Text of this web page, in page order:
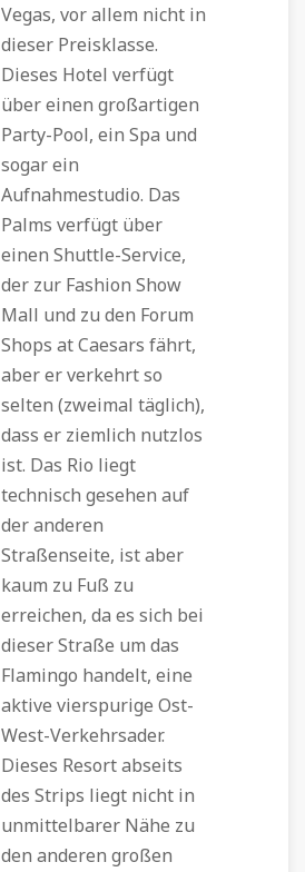
Vegas, vor allem nicht in
dieser Preisklasse.
Dieses Hotel verfügt
über einen großartigen
Party-Pool, ein Spa und
sogar ein
Aufnahmestudio. Das
Palms verfügt über
einen Shuttle-Service,
der zur Fashion Show
Mall und zu den Forum
Shops at Caesars fährt,
aber er verkehrt so
selten (zweimal täglich),
dass er ziemlich nutzlos
ist. Das Rio liegt
technisch gesehen auf
der anderen
Straßenseite, ist aber
kaum zu Fuß zu
erreichen, da es sich bei
dieser Straße um das
Flamingo handelt, eine
aktive vierspurige Ost-
West-Verkehrsader.
Dieses Resort abseits
des Strips liegt nicht in
unmittelbarer Nähe zu
den anderen großen